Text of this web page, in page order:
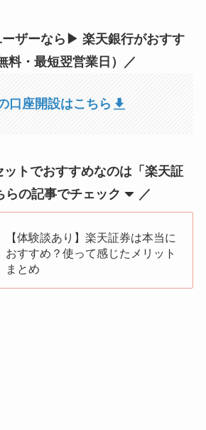
ーザーなら▶︎ 楽天銀行がおすす
料・最短翌営業日）／
口座開設はこちら
ットでおすすめなのは「楽天証
の記事でチェック ／
【体験談あり】楽天証券は本当に
おすすめ？使って感じたメリット
まとめ